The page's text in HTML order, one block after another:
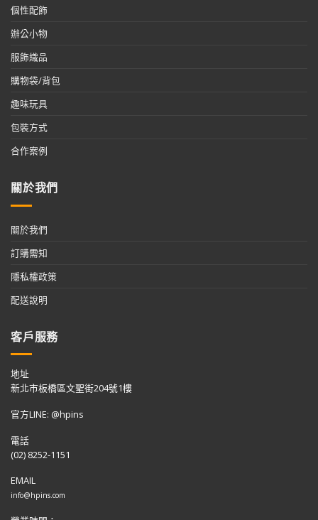
個性配飾
辦公小物
服飾織品
購物袋/背包
趣味玩具
包裝方式
合作案例
關於我們
關於我們
訂購需知
隱私權政策
配送說明
客戶服務
地址
新北市板橋區文聖街204號1樓
官方LINE: @hpins
電話
(02) 8252-1151
EMAIL
info@hpins.com